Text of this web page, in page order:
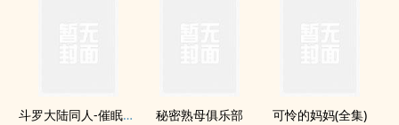
斗罗大陆同人-催眠小舞 秘密熟母俱乐部 可怜的妈妈(全集)